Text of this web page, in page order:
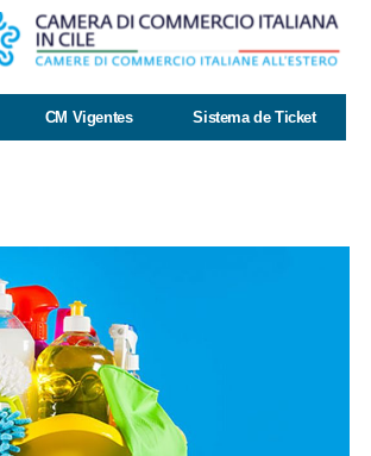
CM Vigentes Sistema de Ticket